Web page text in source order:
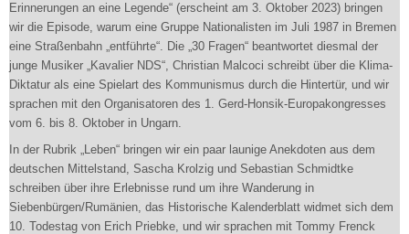
Erinnerungen an eine Legende“ (erscheint am 3. Oktober 2023) bringen
wir die Episode, warum eine Gruppe Nationalisten im Juli 1987 in Bremen
eine Straßenbahn „entführte“. Die „30 Fragen“ beantwortet diesmal der
junge Musiker „Kavalier NDS“, Christian Malcoci schreibt über die Klima-
Diktatur als eine Spielart des Kommunismus durch die Hintertür, und wir
sprachen mit den Organisatoren des 1. Gerd-Honsik-Europakongresses
vom 6. bis 8. Oktober in Ungarn.
In der Rubrik „Leben“ bringen wir ein paar launige Anekdoten aus dem
deutschen Mittelstand, Sascha Krolzig und Sebastian Schmidtke
schreiben über ihre Erlebnisse rund um ihre Wanderung in
Siebenbürgen/Rumänien, das Historische Kalenderblatt widmet sich dem
10. Todestag von Erich Priebke, und wir sprachen mit Tommy Frenck